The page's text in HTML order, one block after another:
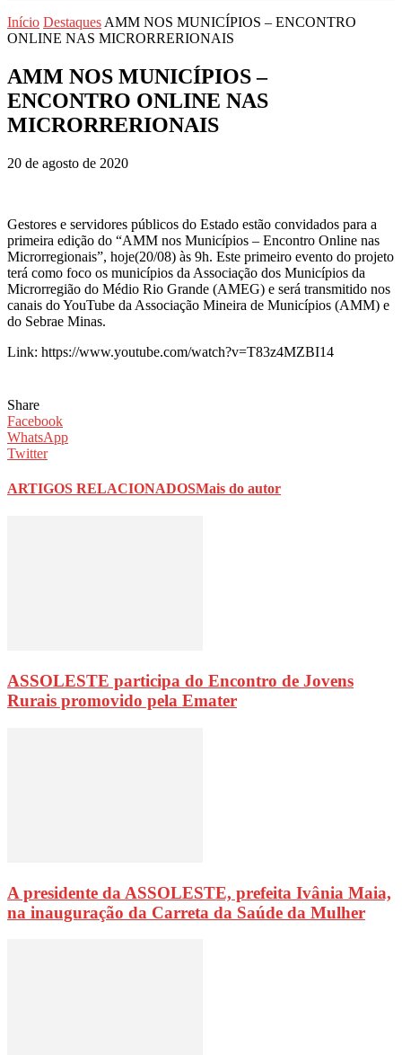
Início Destaques AMM NOS MUNICÍPIOS – ENCONTRO
ONLINE NAS MICRORRERIONAIS
AMM NOS MUNICÍPIOS –
ENCONTRO ONLINE NAS
MICRORRERIONAIS
20 de agosto de 2020
Gestores e servidores públicos do Estado estão convidados para a
primeira edição do “AMM nos Municípios – Encontro Online nas
Microrregionais”, hoje(20/08) às 9h. Este primeiro evento do projeto
terá como foco os municípios da Associação dos Municípios da
Microrregião do Médio Rio Grande (AMEG) e será transmitido nos
canais do YouTube da Associação Mineira de Municípios (AMM) e
do Sebrae Minas.
Link: https://www.youtube.com/watch?v=T83z4MZBI14
Share
Facebook
WhatsApp
Twitter
ARTIGOS RELACIONADOSMais do autor
ASSOLESTE participa do Encontro de Jovens
Rurais promovido pela Emater
A presidente da ASSOLESTE, prefeita Ivânia Maia,
na inauguração da Carreta da Saúde da Mulher